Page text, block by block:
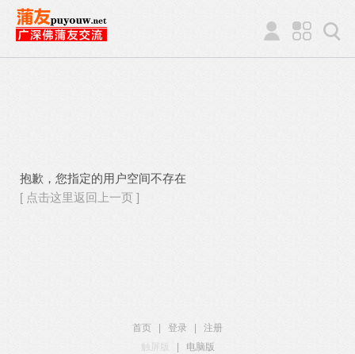
抱歉，您指定的用户空间不存在
[ 点击这里返回上一页 ]
首页 登录
注册
触屏版
电脑版